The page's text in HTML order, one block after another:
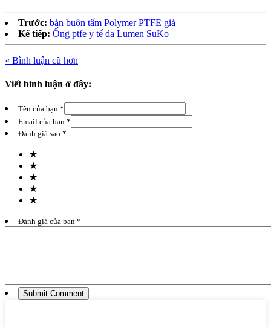
Trước: bán buôn tấm Polymer PTFE giá
Kế tiếp: Ống ptfe y tế đa Lumen SuKo
« Bình luận cũ hơn
Viết bình luận ở đây:
Tên của bạn *
Email của bạn *
Đánh giá sao *
★
★
★
★
★
Đánh giá của bạn *